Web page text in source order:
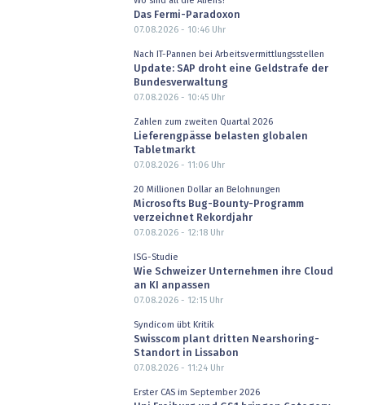
Das Fermi-Paradoxon
07.08.2026 - 10:46Uhr
Nach IT-Pannen bei Arbeitsvermittlungsstellen
Update: SAP droht eine Geldstrafe der
Bundesverwaltung
07.08.2026 - 10:45Uhr
Zahlen zum zweiten Quartal 2026
Lieferengpässe belasten globalen
Tabletmarkt
07.08.2026 - 11:06Uhr
20 Millionen Dollar an Belohnungen
Microsofts Bug-Bounty-Programm
verzeichnet Rekordjahr
07.08.2026 - 12:18Uhr
ISG-Studie
Wie Schweizer Unternehmen ihre Cloud
an KI anpassen
07.08.2026 - 12:15Uhr
Syndicom übt Kritik
Swisscom plant dritten Nearshoring-
Standort in Lissabon
07.08.2026 - 11:24Uhr
Erster CAS im September 2026